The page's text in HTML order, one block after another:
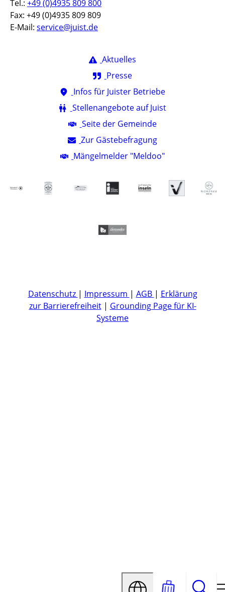
Tel.: +49 (0)4935 809 800
Fax: +49 (0)4935 809 809
E-Mail: service@juist.de
Aktuelles
Presse
Infos für Juister Betriebe
Stellenangebote auf Juist
Seite der Gemeinde
Zur Gästebefragung
Mängelmelder "Meldoo"
Datenschutz | Impressum | AGB | Erklärung
zur Barrierefreiheit| Grounding Page für KI-
Systeme